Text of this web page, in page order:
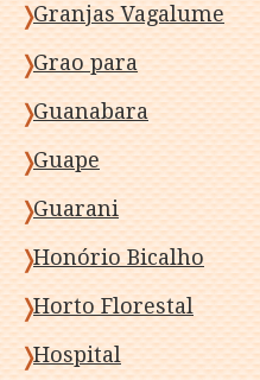
Granjas Vagalume
Grao para
Guanabara
Guape
Guarani
Honório Bicalho
Horto Florestal
Hospital